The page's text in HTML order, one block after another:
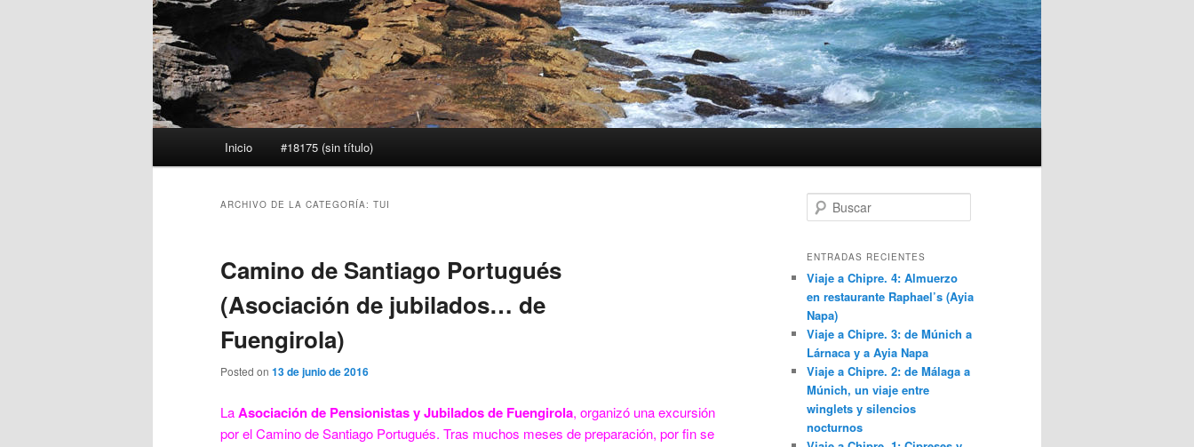
Inicio #18175 (sin título)
ARCHIVO DE LA CATEGORÍA: TUI
Camino de Santiago Portugués
(Asociación de jubilados… de
Fuengirola)
Posted on 13 de junio de 2016
LaAsociación de Pensionistas y Jubilados de Fuengirola, organizó una excursión
por el Camino de Santiago Portugués. Tras muchos meses de preparación, por fin se
u
c
r
ENTRADAS RECIENTES
Viaje a Chipre. 4: Almuerzo
en restaurante Raphael’s (Ayia
Napa)
Viaje a Chipre. 3: de Múnich a
Lárnaca y a Ayia Napa
Viaje a Chipre. 2: de Málaga a
Múnich, un viaje entre
winglets y silencios
nocturnos